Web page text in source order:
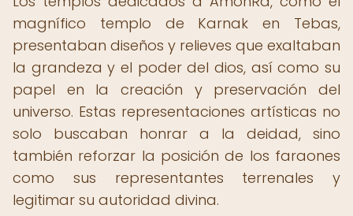
magnífico templo de Karnak en Tebas,
presentaban diseños y relieves que exaltaban
la grandeza y el poder del dios, así como su
papel en la creación y preservación del
universo. Estas representaciones artísticas no
solo buscaban honrar a la deidad, sino
también reforzar la posición de los faraones
como sus representantes terrenales y
legitimar su autoridad divina.